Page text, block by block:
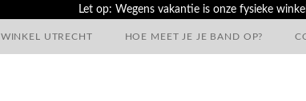
Let op: Wegens vakantie is onze fysieke
WINKEL UTRECHT HOE MEET JE JE BAND OP?